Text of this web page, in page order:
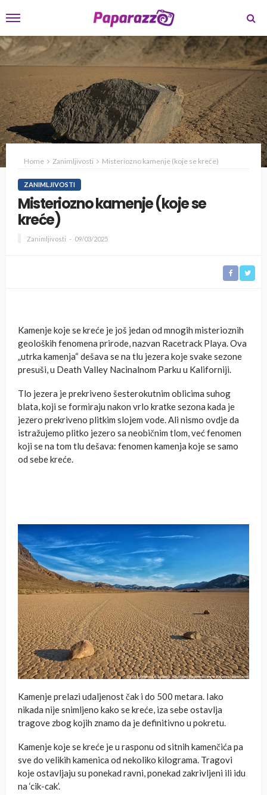
Home Zanimljivosti Misteriozno kamenje (koje se kreće)
ZANIMLJIVOSTI
Misteriozno kamenje (koje se
kreće)
Zanimljivosti 09/03/2025
Kamenje koje se kreće je još jedan od mnogih misterioznih
geoloških fenomena prirode, nazvan Racetrack Playa. Ova
„utrka kamenja“ dešava se na tlu jezera koje svake sezone
presuši, u Death Valley Nacinalnom Parku u Kaliforniji.
Tlo jezera je prekriveno šesterokutnim oblicima suhog
blata, koji se formiraju nakon vrlo kratke sezona kada je
jezero prekriveno plitkim slojem vode. Ali nismo ovdje da
istražujemo plitko jezero sa neobičnim tlom, već fenomen
koji se na tom tlu dešava: fenomen kamenja koje se samo
od sebe kreće.
Kamenje prelazi udaljenost čak i do 500 metara. Iako
nikada nije snimljeno kako se kreće, iza sebe ostavlja
tragove zbog kojih znamo da je definitivno u pokretu.
Kamenje koje se kreće je u rasponu od sitnih kamenčića pa
sve do velikih kamenica od nekoliko kilograma. Tragovi
koje ostavljaju su ponekad ravni, ponekad zakrivljeni ili idu
na ‘cik-cak’.